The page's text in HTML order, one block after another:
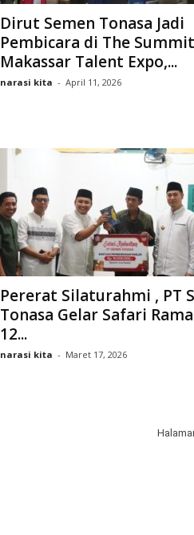
Dirut Semen Tonasa Jadi
Pembicara di The Summit
Makassar Talent Expo,...
narasi kita - April 11, 2026
Pererat Silaturahmi , PT
Tonasa Gelar Safari
12...
narasi kita - Maret 17, 2026